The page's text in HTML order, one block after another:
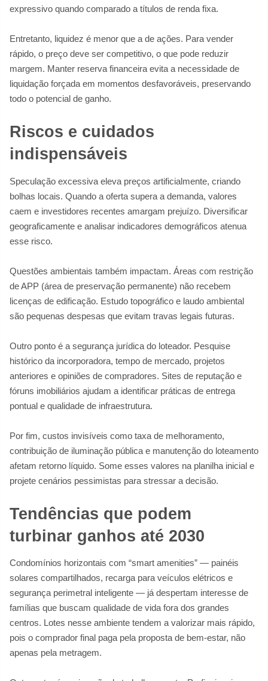
expressivo quando comparado a títulos de renda fixa.
Entretanto, liquidez é menor que a de ações. Para vender
rápido, o preço deve ser competitivo, o que pode reduzir
margem. Manter reserva financeira evita a necessidade de
liquidação forçada em momentos desfavoráveis, preservando
todo o potencial de ganho.
Riscos e cuidados
indispensáveis
Speculação excessiva eleva preços artificialmente, criando
bolhas locais. Quando a oferta supera a demanda, valores
caem e investidores recentes amargam prejuízo. Diversificar
geograficamente e analisar indicadores demográficos atenua
esse risco.
Questões ambientais também impactam. Áreas com restrição
de APP (área de preservação permanente) não recebem
licenças de edificação. Estudo topográfico e laudo ambiental
são pequenas despesas que evitam travas legais futuras.
Outro ponto é a segurança jurídica do loteador. Pesquise
histórico da incorporadora, tempo de mercado, projetos
anteriores e opiniões de compradores. Sites de reputação e
fóruns imobiliários ajudam a identificar práticas de entrega
pontual e qualidade de infraestrutura.
Por fim, custos invisíveis como taxa de melhoramento,
contribuição de iluminação pública e manutenção do loteamento
afetam retorno líquido. Some esses valores na planilha inicial e
projete cenários pessimistas para stressar a decisão.
Tendências que podem
turbinar ganhos até 2030
Condomínios horizontais com “smart amenities” — painéis
solares compartilhados, recarga para veículos elétricos e
segurança perimetral inteligente — já despertam interesse de
famílias que buscam qualidade de vida fora dos grandes
centros. Lotes nesse ambiente tendem a valorizar mais rápido,
pois o comprador final paga pela proposta de bem-estar, não
apenas pela metragem.